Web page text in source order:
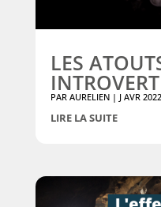
LES
PAR AURELIEN| J AVR 2022
LIRE LA SUITE